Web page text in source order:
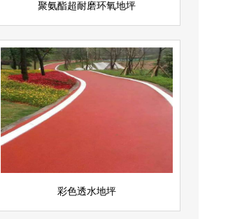
聚氨酯超耐磨环氧地坪
彩色透水地坪
彩色透水地坪
运动场地坪
立即询问